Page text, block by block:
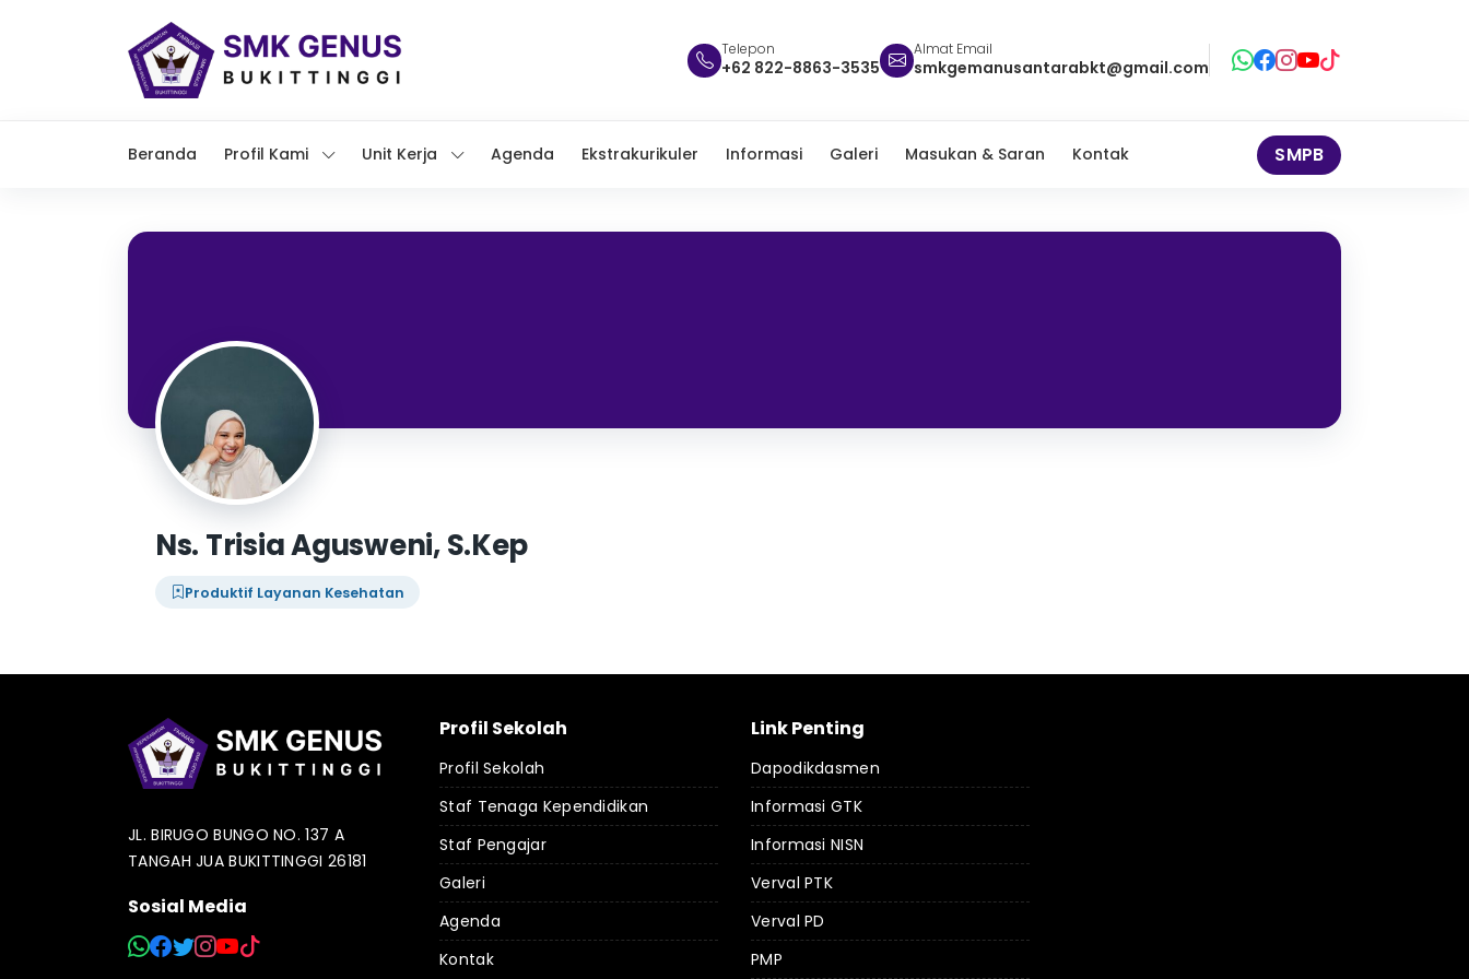
Telepon
+62 822-8863-3535
Almat Email
smkgemanusantarabkt@gmail.com
Beranda Profil Kami Unit Kerja Agenda Ekstrakurikuler Informasi Galeri Masukan & Saran Kontak SMPB
Ns. Trisia Agusweni, S.Kep
Produktif Layanan Kesehatan
JL. BIRUGO BUNGO NO. 137 A
TANGAH JUA BUKITTINGGI 26181
Sosial Media
Profil Sekolah
Profil Sekolah
Staf Tenaga Kependidikan
Staf Pengajar
Galeri
Agenda
Kontak
Link Penting
Dapodikdasmen
Informasi GTK
Informasi NISN
Verval PTK
Verval PD
PMP